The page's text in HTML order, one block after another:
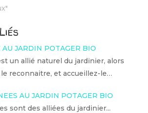
AU JARDIN POTAGER BIO
un allié naturel du jardinier, alors
reconnaitre, et accueillez-le…
AU JARDIN POTAGER BIO
sont des alliées du jardinier...